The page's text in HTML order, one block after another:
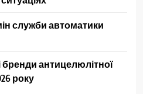
служби автоматики
бренди антицелюлітної
року